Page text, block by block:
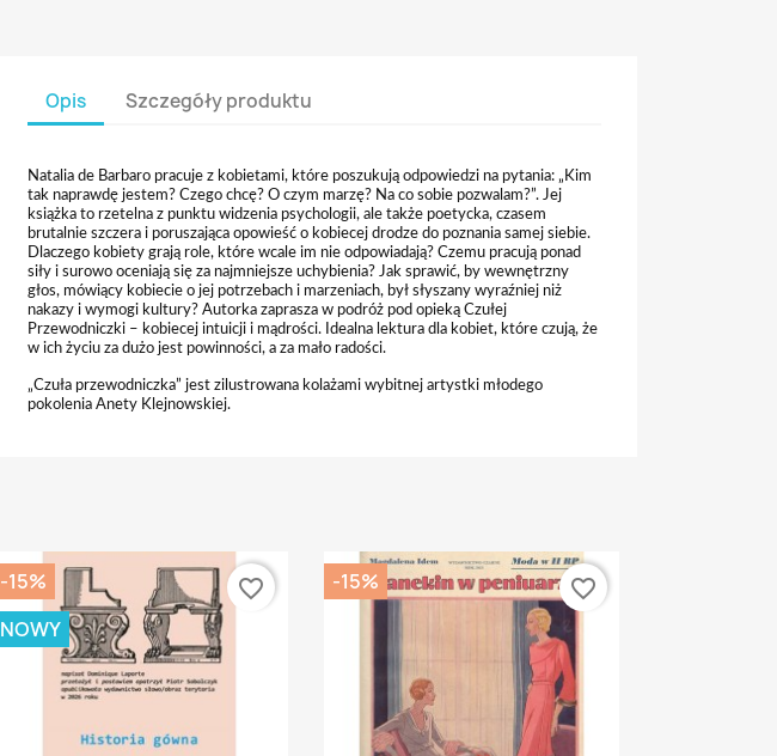
Opis Szczegóły produktu
Natalia de Barbaro pracuje z kobietami, które poszukują odpowiedzi na pytania: „Kim
tak naprawdę jestem? Czego chcę? O czym marzę? Na co sobie pozwalam?”. Jej
książka to rzetelna z punktu widzenia psychologii, ale także poetycka, czasem
brutalnie szczera i poruszająca opowieść o kobiecej drodze do poznania samej siebie.
Dlaczego kobiety grają role, które wcale im nie odpowiadają? Czemu pracują ponad
siły i surowo oceniają się za najmniejsze uchybienia? Jak sprawić, by wewnętrzny
głos, mówiący kobiecie o jej potrzebach i marzeniach, był słyszany wyraźniej niż
nakazy i wymogi kultury? Autorka zaprasza w podróż pod opieką Czułej
Przewodniczki – kobiecej intuicji i mądrości. Idealna lektura dla kobiet, które czują, że
w ich życiu za dużo jest powinności, a za mało radości.
„Czuła przewodniczka” jest zilustrowana kolażami wybitnej artystki młodego
pokolenia Anety Klejnowskiej.
-15%
NOWY
favorite_border -15% favorite_border